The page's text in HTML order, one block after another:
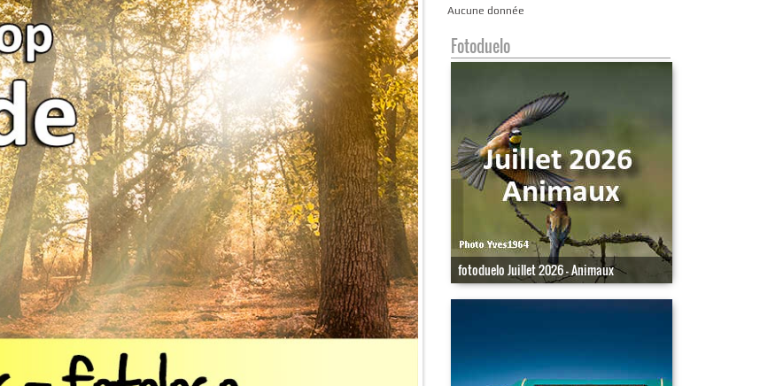
Aucune donnée
Fotoduelo
fotoduelo Juillet 2026 - Animaux